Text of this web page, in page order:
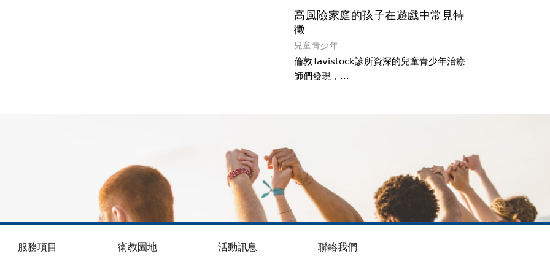
高風險家庭的孩子在遊戲中常見特
徵
兒童青少年
倫敦Tavistock診所資深的兒童青少年治療
師們發現，...
服務項目 衛教園地 活動訊息 聯絡我們